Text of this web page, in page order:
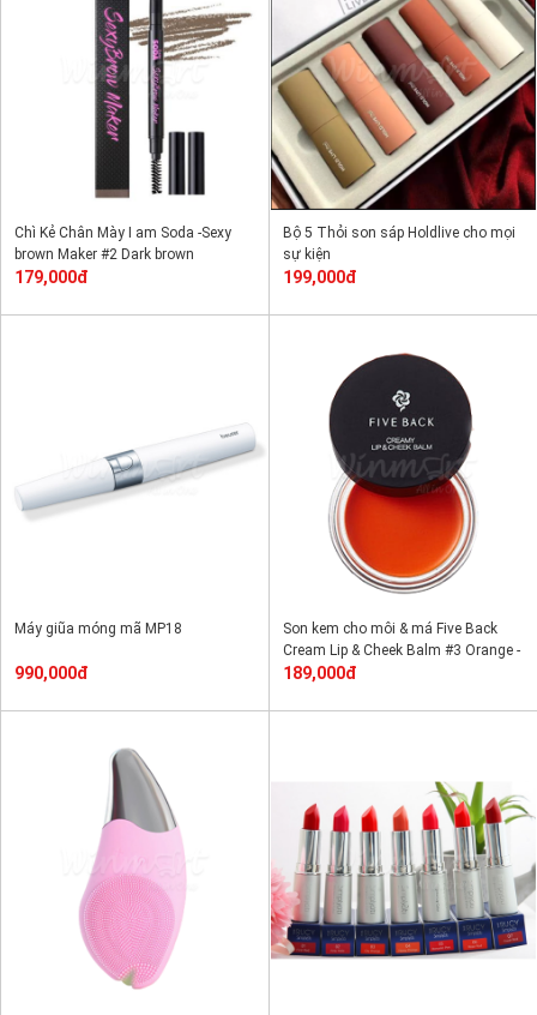
Chì Kẻ Chân Mày I am Soda -Sexy
brown Maker #2 Dark brown
179,000đ
Bộ 5 Thỏi son sáp Holdlive cho mọi
sự kiện
199,000đ
Máy giũa móng mã MP18
990,000đ
Son kem cho môi & má Five Back
Cream Lip & Cheek Balm #3 Orange -
Cam mật ong
189,000đ